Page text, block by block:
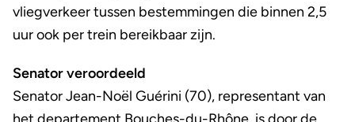
vliegverkeer tussen bestemmingen die binnen 2,5
uur ook per trein bereikbaar zijn.
Senator veroordeeld
Senator Jean-Noël Guérini (70), representant van